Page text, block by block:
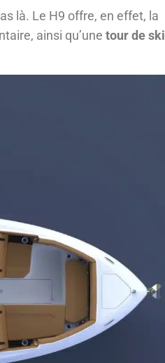
là. Le H9 offre, en effet, la
ainsi qu’une tour de ski